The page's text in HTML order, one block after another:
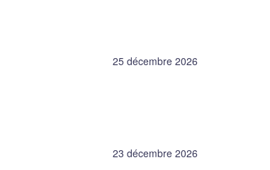
25 décembre 2026
23 décembre 2026